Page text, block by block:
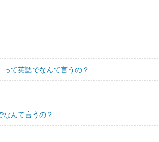
て英語でなんて言うの？
んて言うの？